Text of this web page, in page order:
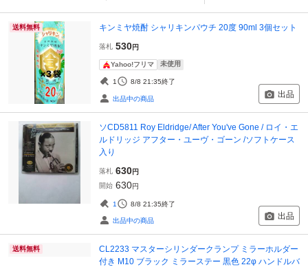
送料無料 キンミヤ焼酎 シャリキンパウチ 20度 90ml 3個セット
落札 530円
Yahoo!フリマ 未使用
1 8/8 21:35終了
出品中の商品 出品
ソCD5811 Roy Eldridge/ After You've Gone / ロイ・エ
ルドリッジ アフター・ユーヴ・ゴーン /ソフトケース
入り
落札 630円
開始 630円
1 8/8 21:35終了
出品中の商品 出品
送料無料
CL2233 マスターシリンダークランプ ミラーホルダー
付き M10 ブラック ミラーステー 黒色 22φ ハンドルバ